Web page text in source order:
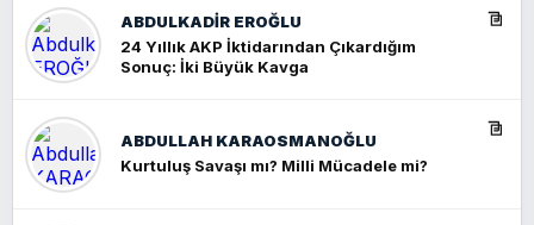
ABDULKADIR EROĞLU
24 Yıllık AKP İktidarından Çıkardığım
Sonuç: İki Büyük Kavga
ABDULLAH KARAOSMANOĞLU
Kurtuluş Savaşı mı? Milli Mücadele mi?